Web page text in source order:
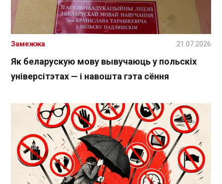
Як беларускую мову вывучаюць у польскіх
універсітэтах — і навошта гэта сёння
Замежжа 21.07.2026